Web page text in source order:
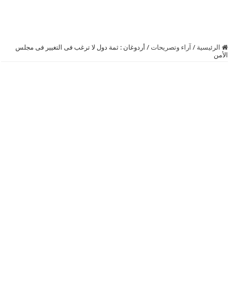
الرئيسية / آراء وتصريحات / ‫‏أردوغان ‬: ثمة دول لا ترغب فى التغيير فى مجلس
الأمن